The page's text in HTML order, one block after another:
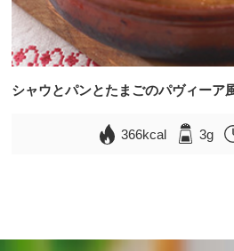
シャウとパンとたまごのパヴィーア
366kcal 3g